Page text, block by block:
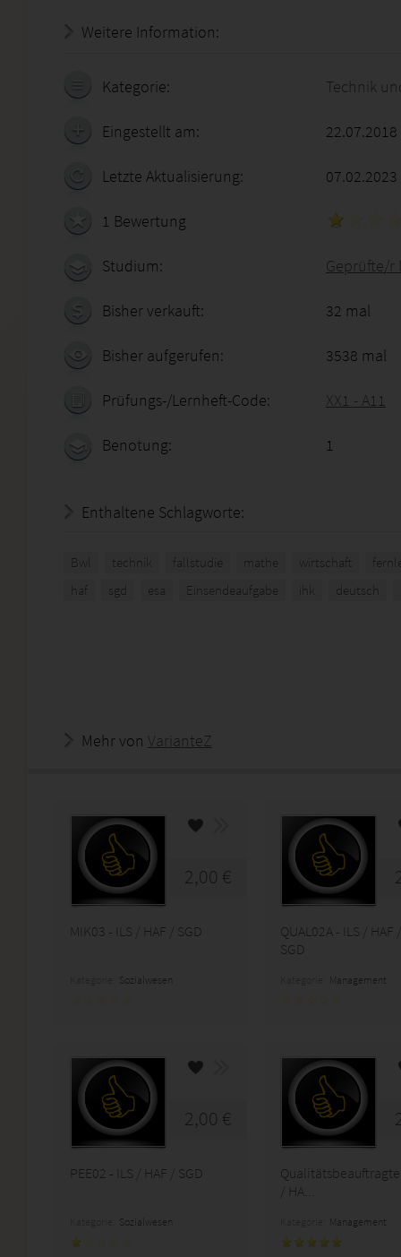
Weitere Information:
Kategorie: Technik
Eingestellt am:
Letzte Aktualisierung: 07.02.2023
1 Bewertung
Studium: Geprüfte/r
Bisher verkauft: 32 mal
Bisher aufgerufen: 3538 mal
Prüfungs-/Lernheft-Code: XX1 - A11
Benotung: 1
Enthaltene Schlagworte:
Bwl technik fallstudie mathe wirtschaft
haf
sgd esa Einsendeaufgabe ihk deutsch
Mehr von VarianteZ
2,00 €
MIK03 - ILS / HAF / SGD
Sozialwesen
QUAL02A - ILS / HAF /
SGD
Management
2,00 €
PEE02 - ILS / HAF / SGD
Sozialwesen
/ HA...
Management